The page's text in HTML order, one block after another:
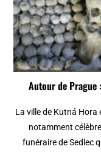
Autour de Prague
La ville de Kutná Hora
notamment
funéraire de Sedlec